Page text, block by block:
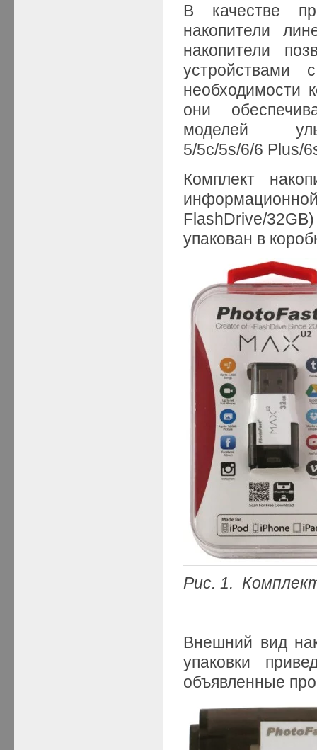
В качестве
накопители
накопители
необходимости
они
моделей
5/5c/5s/6/6 Plus/
Комплект
FlashDrive/
упакован в
Рис. 1.
Внешний вид
упаковки
объявленные